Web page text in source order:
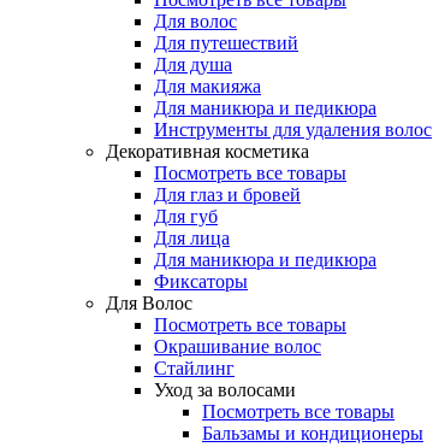
Для волос
Для путешествий
Для душа
Для макияжа
Для маникюра и педикюра
Инструменты для удаления волос
Декоративная косметика
Посмотреть все товары
Для глаз и бровей
Для губ
Для лица
Для маникюра и педикюра
Фиксаторы
Для Волос
Посмотреть все товары
Окрашивание волос
Стайлинг
Уход за волосами
Посмотреть все товары
Бальзамы и кондиционеры